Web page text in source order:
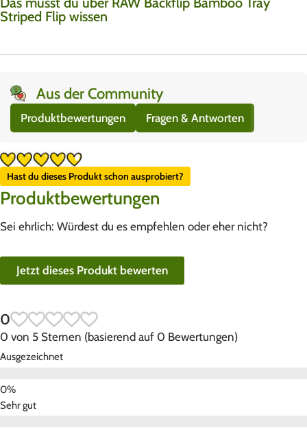
Striped Flip wissen
Aus der Community
Produktbewertungen Fragen & Antworten
Hast du dieses Produkt schon ausprobiert?
Produktbewertungen
Sei ehrlich: Würdest du es empfehlen oder eher nicht?
Jetzt dieses Produkt bewerten
0
0 von 5 Sternen (basierend auf 0 Bewertungen)
Ausgezeichnet
Sehr gut